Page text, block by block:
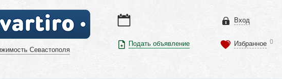
Севастополя
Подать объявление
Вход
Избранное 0